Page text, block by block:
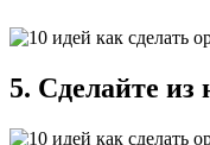
5. Сделайте